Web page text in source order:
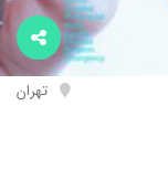
تهران